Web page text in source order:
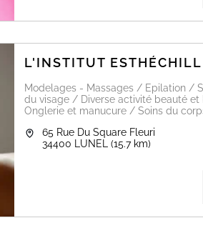
L'INSTITUT ESTHÉCHILL
Modelages - Massages / Epilation /
du visage / Diverse activité beauté
Onglerie et manucure / Soins du
65 Rue Du Square Fleuri
34400
LUNEL (15.7 km)